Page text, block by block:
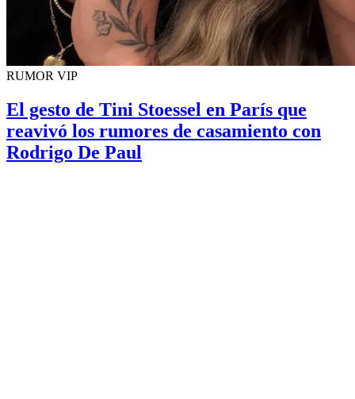
RUMOR VIP
El gesto de Tini Stoessel en París que
reavivó los rumores de casamiento con
Rodrigo De Paul